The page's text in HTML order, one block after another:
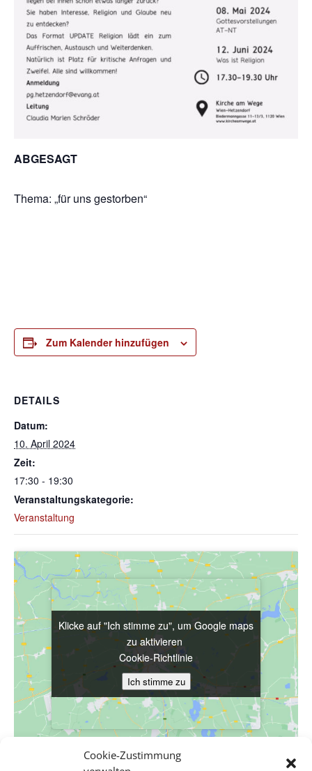
Cookie-Zustimmung
ABGESAGT
Thema: „für uns gestorben“
Zum Kalender hinzufügen
DETAILS
Datum:
10. April 2024
Zeit:
17:30 - 19:30
Veranstaltungskategorie:
Veranstaltung
Klicke auf "Ich stimme zu", um Google maps
zu aktivieren
Cookie-Richtlinie
Ich stimme zu
Klicke auf "Ich stimme zu", um Google maps
zu aktivieren
Cookie-Richtlinie
Ich stimme zu